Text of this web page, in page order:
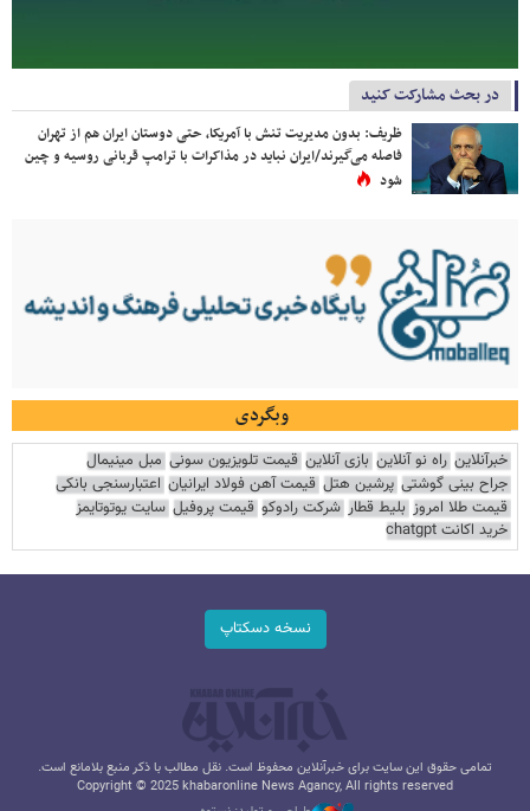
در بحث مشارکت کنید
ظریف: بدون مدیریت تنش با آمریکا، حتی دوستان ایران هم از تهران
فاصله می‌گیرند/ایران نباید در مذاکرات با ترامپ قربانی روسیه و چین
شود
وبگردی
خبرآنلاین راه نو آنلاین بازی آنلاین قیمت تلویزیون سونی مبل مینیمال
جراح بینی گوشتی پرشین هتل قیمت آهن فولاد ایرانیان اعتبارسنجی بانکی
قیمت طلا امروز بلیط قطار شرکت رادوکو قیمت پروفیل سایت یوتوتایمز
خرید اکانت chatgpt
نسخه دسکتاپ
تمامی حقوق این سایت برای خبرآنلاین محفوظ است. نقل مطالب با ذکر منبع بلامانع است.
Copyright © 2025 khabaronline News Agancy, All rights reserved